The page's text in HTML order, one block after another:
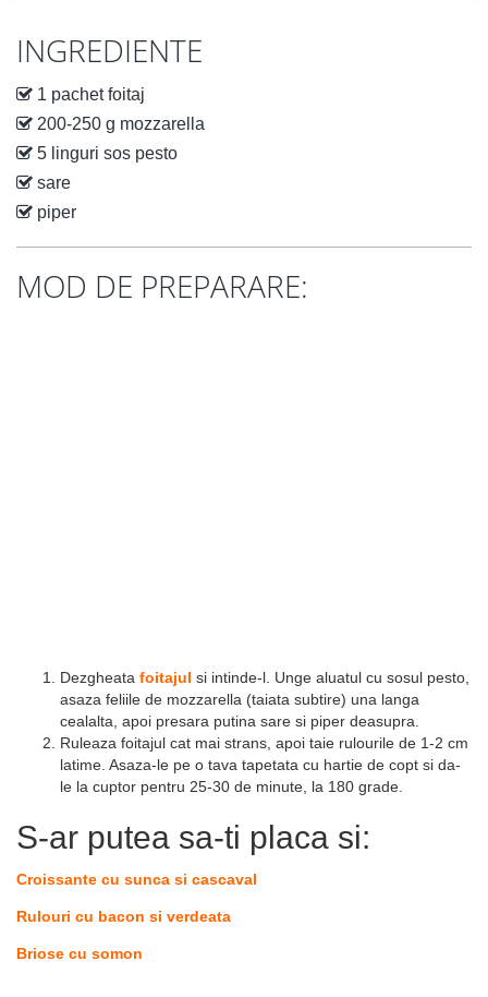
INGREDIENTE
1 pachet foitaj
200-250 g mozzarella
5 linguri sos pesto
sare
piper
MOD DE PREPARARE:
Dezgheata foitajul si intinde-l. Unge aluatul cu sosul pesto,
asaza feliile de mozzarella (taiata subtire) una langa
cealalta, apoi presara putina sare si piper deasupra.
Ruleaza foitajul cat mai strans, apoi taie rulourile de 1-2 cm
latime. Asaza-le pe o tava tapetata cu hartie de copt si da-
le la cuptor pentru 25-30 de minute, la 180 grade.
S-ar putea sa-ti placa si:
Croissante cu sunca si cascaval
Rulouri cu bacon si verdeata
Briose cu somon